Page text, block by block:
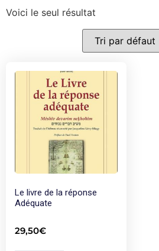
Voici le seul résultat
Le livre de la réponse
Adéquate
29,50€